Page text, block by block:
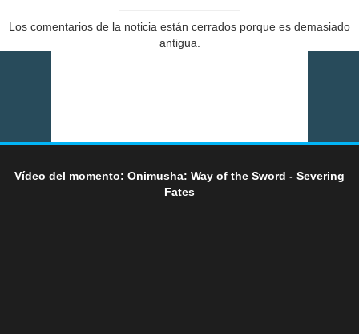
Los comentarios de la noticia están cerrados porque es demasiado
antigua.
Vídeo del momento: Onimusha: Way of the Sword - Severing
Fates